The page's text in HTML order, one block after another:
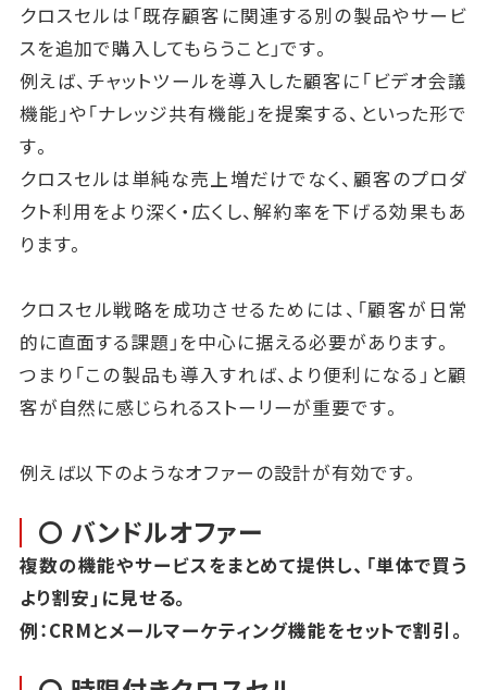
クロスセルは「既存顧客に関連する別の製品やサービ
スを追加で購入してもらうこと」です。
例えば、チャットツールを導入した顧客に「ビデオ会議
機能」や「ナレッジ共有機能」を提案する、といった形で
す。
クロスセルは単純な売上増だけでなく、顧客のプロダ
クト利用をより深く・広くし、解約率を下げる効果もあ
ります。
クロスセル戦略を成功させるためには、「顧客が日常
的に直面する課題」を中心に据える必要があります。
つまり「この製品も導入すれば、より便利になる」と顧
客が自然に感じられるストーリーが重要です。
例えば以下のようなオファーの設計が有効です。
〇 バンドルオファー
複数の機能やサービスをまとめて提供し、「単体で買う
より割安」に見せる。
例：CRMとメールマーケティング機能をセットで割引。